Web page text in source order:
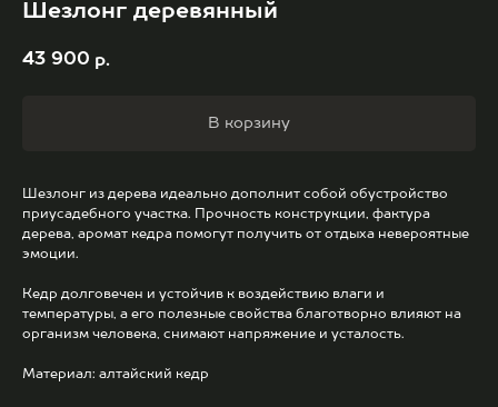
Шезлонг деревянный
43 900 р.
В корзину
Шезлонг из дерева идеально дополнит собой обустройство
приусадебного участка. Прочность конструкции, фактура
дерева, аромат кедра помогут получить от отдыха невероятные
эмоции.
Кедр долговечен и устойчив к воздействию влаги и
температуры, а его полезные свойства благотворно влияют на
организм человека, снимают напряжение и усталость.
Материал: алтайский кедр